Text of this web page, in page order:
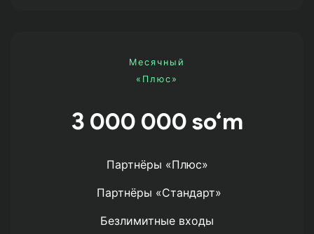
Месячный
«Плюс»
3 000 000 so‘m
Партнёры «Плюс»
Партнёры «Стандарт»
Безлимитные входы